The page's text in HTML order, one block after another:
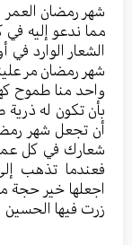
شهر رمضان العمر
مما ندعو إليه
الشعار الوارد في
شهر رمضان مر
واحد منا طموح
بأن تكون له ذرية
أن تجعل شهر
شعارك في كل
فعندما تذهب
اجعلها خير حجة
زرت فيها